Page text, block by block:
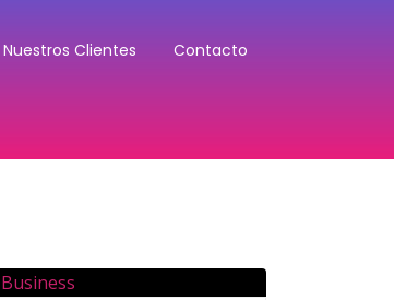
Nuestros Clientes Contacto